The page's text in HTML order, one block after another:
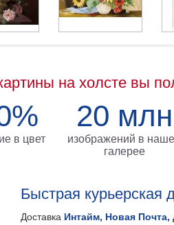
на холсте вы
в цвет
20 млн
изображений в
галерее
Быстрая курьерская
Доставка Интайм, Новая